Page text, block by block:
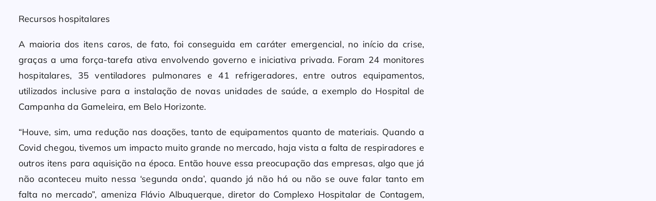
Recursos hospitalares
A maioria dos itens caros, de fato, foi conseguida em caráter emergencial, no início da crise,
graças a uma força-tarefa ativa envolvendo governo e iniciativa privada. Foram 24 monitores
hospitalares, 35 ventiladores pulmonares e 41 refrigeradores, entre outros equipamentos,
utilizados inclusive para a instalação de novas unidades de saúde, a exemplo do Hospital de
Campanha da Gameleira, em Belo Horizonte.
“Houve, sim, uma redução nas doações, tanto de equipamentos quanto de materiais. Quando a
Covid chegou, tivemos um impacto muito grande no mercado, haja vista a falta de respiradores e
outros itens para aquisição na época. Então houve essa preocupação das empresas, algo que já
não aconteceu muito nessa ‘segunda onda’, quando já não há ou não se ouve falar tanto em
falta no mercado”, ameniza Flávio Albuquerque, diretor do Complexo Hospitalar de Contagem,